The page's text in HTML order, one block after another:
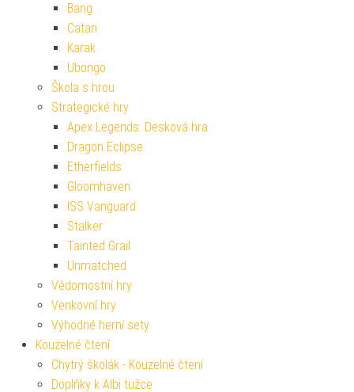
Bang
Catan
Karak
Ubongo
Škola s hrou
Strategické hry
Apex Legends: Desková hra
Dragon Eclipse
Etherfields
Gloomhaven
ISS Vanguard
Stalker
Tainted Grail
Unmatched
Vědomostní hry
Venkovní hry
Výhodné herní sety
Kouzelné čtení
Chytrý školák - Kouzelné čtení
Doplňky k Albi tužce